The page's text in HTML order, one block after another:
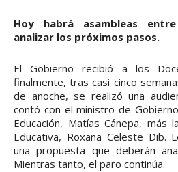
Hoy habrá asambleas
analizar los próximos pasos.
El Gobierno recibió a los
finalmente, tras casi cinco
de anoche, se realizó una
contó con el ministro de
Educación, Matías Cánepa, más
Educativa, Roxana Celeste Dib.
una propuesta que deberán
Mientras tanto, el paro continúa.